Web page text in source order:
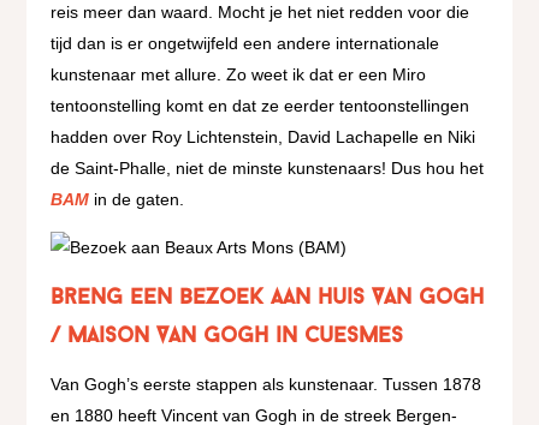
reis meer dan waard. Mocht je het niet redden voor die
tijd dan is er ongetwijfeld een andere internationale
kunstenaar met allure. Zo weet ik dat er een Miro
tentoonstelling komt en dat ze eerder tentoonstellingen
hadden over Roy Lichtenstein, David Lachapelle en Niki
de Saint-Phalle, niet de minste kunstenaars! Dus hou het
BAM in de gaten.
Breng een bezoek aan Huis Van Gogh
/ Maison Van Gogh in Cuesmes
Van Gogh’s eerste stappen als kunstenaar. Tussen 1878
en 1880 heeft Vincent van Gogh in de streek Bergen-